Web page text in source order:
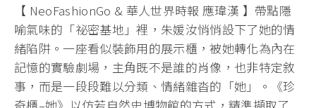
【 NeoFashionGo & 華人世界時報 應瑋漢 】帶點隱
喻氣味的「祕密基地」裡，朱媛汝悄悄設下了她的情
緒陷阱。一座看似裝飾用的展示櫃，被她轉化為內在
記憶的實驗劇場，主角既不是誰的肖像，也非特定敘
事，而是一段段難以分類、情緒雜沓的「她」。《珍